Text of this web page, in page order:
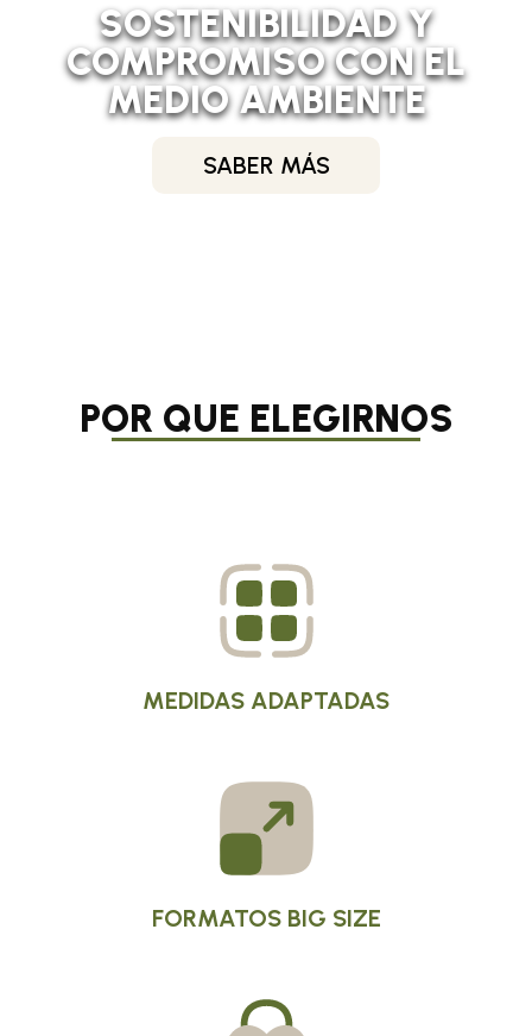
SOSTENIBILIDAD Y
COMPROMISO CON EL
MEDIO AMBIENTE
SABER MÁS
POR QUE ELEGIRNOS
MEDIDAS ADAPTADAS
FORMATOS BIG SIZE